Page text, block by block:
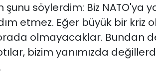
şunu söylerdim: Biz NATO'ya
etmez. Eğer büyük bir kriz
olmayacaklar. Bundan
bizim yanımızda